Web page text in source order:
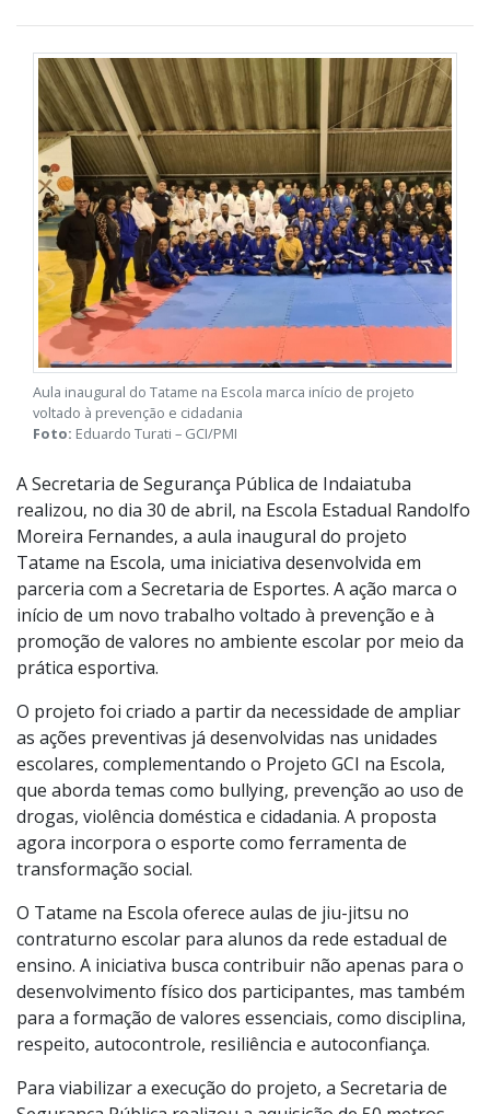
Publicado em 05/05/2026 às 11h22 Indaiatuba Cidades
Aula inaugural do Tatame na Escola marca início de projeto
Foto:Eduardo Turati – GCI/PMI
A Secretaria de Segurança Pública de Indaiatuba
realizou, no dia 30 de abril, na Escola Estadual Randolfo
Moreira Fernandes, a aula inaugural do projeto
Tatame na Escola, uma iniciativa desenvolvida em
parceria com a Secretaria de Esportes. A ação marca o
início de um novo trabalho voltado à prevenção e à
promoção de valores no ambiente escolar por meio da
prática esportiva.
O projeto foi criado a partir da necessidade de ampliar
as ações preventivas já desenvolvidas nas unidades
escolares, complementando o Projeto GCI na Escola,
que aborda temas como bullying, prevenção ao uso de
drogas, violência doméstica e cidadania. A proposta
agora incorpora o esporte como ferramenta de
transformação social.
O Tatame na Escola oferece aulas de jiu-jitsu no
contraturno escolar para alunos da rede estadual de
ensino. A iniciativa busca contribuir não apenas para o
desenvolvimento físico dos participantes, mas também
para a formação de valores essenciais, como disciplina,
respeito, autocontrole, resiliência e autoconfiança.